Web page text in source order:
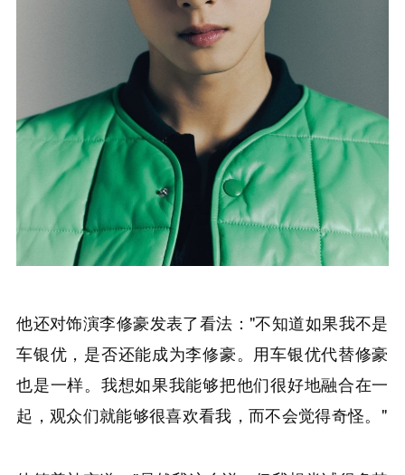
他还对饰演李修豪发表了看法："不知道如果我不是
车银优，是否还能成为李修豪。用车银优代替修豪
也是一样。我想如果我能够把他们很好地融合在一
起，观众们就能够很喜欢看我，而不会觉得奇怪。"